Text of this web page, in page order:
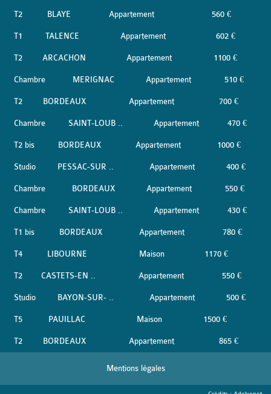
T2 BLAYE Appartement 560 €
T1 TALENCE Appartement 602 €
T2 ARCACHON Appartement 1100 €
Chambre MERIGNAC Appartement 510 €
T2 BORDEAUX Appartement 700 €
Chambre SAINT-LOUB .. Appartement 470 €
T2 bis BORDEAUX Appartement 1000 €
Studio PESSAC-SUR .. Appartement 400 €
Chambre BORDEAUX Appartement 550 €
Chambre SAINT-LOUB .. Appartement 430 €
T1 bis BORDEAUX Appartement 780 €
T4 LIBOURNE Maison 1170 €
T2 CASTETS-EN .. Appartement 550 €
Studio BAYON-SUR- .. Appartement 500 €
T5 PAUILLAC Maison 1500 €
T2 BORDEAUX Appartement 865 €
Mentions légales